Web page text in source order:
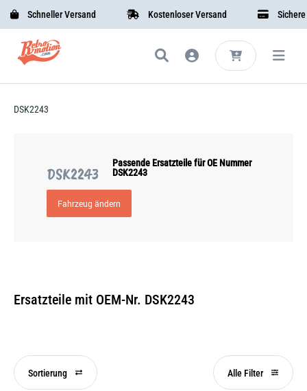
Schneller Versand Kostenloser Versand Sichere
DSK2243
DSK2243
Passende Ersatzteile für OE Nummer
DSK2243
Fahrzeug ändern
Ersatzteile mit OEM-Nr. DSK2243
Sortierung Alle Filter